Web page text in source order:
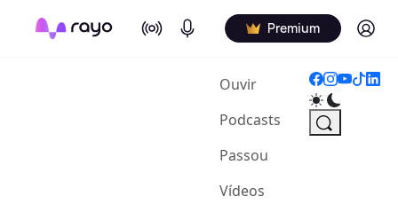
On Air Podcasts Premium Log in
Ouvir(current)
Podcasts
Passou
Vídeos